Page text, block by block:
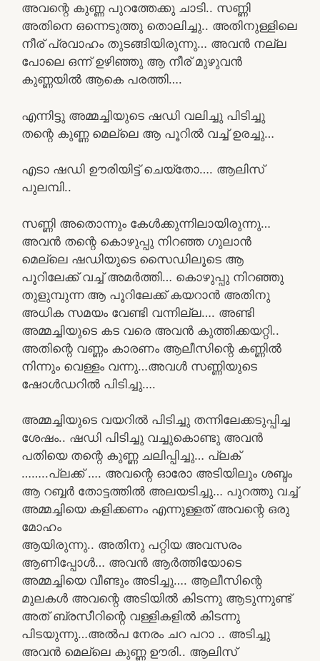
അവന്റെ കുണ്ണ പുറത്തേക്കു ചാടി.. സണ്ണി
അതിനെ ഒന്നെടുത്തു തൊലിച്ചു.. അതിനുള്ളിലെ
നീര് പ്രവാഹം തുടങ്ങിയിരുന്നു… അവൻ നല്ല
പോലെ ഒന്ന് ഉഴിഞ്ഞു ആ നീര് മുഴുവൻ
കുണ്ണയിൽ ആകെ പരത്തി….
എന്നിട്ടു അമ്മച്ചിയുടെ ഷഡി വലിച്ചു പിടിച്ചു
തന്റെ കുണ്ണ മെല്ലെ ആ പൂറിൽ വച്ച് ഉരച്ചു…
എടാ ഷഡി ഊരിയിട്ട് ചെയ്തോ…. ആലിസ്
പുലമ്പി..
സണ്ണി അതൊന്നും കേൾക്കുന്നിലായിരുന്നു…
അവൻ തന്റെ കൊഴുപ്പു നിറഞ്ഞ ഗുലാൻ
മെല്ലെ ഷഡിയുടെ സൈഡിലൂടെ ആ
പൂറിലേക്ക് വച്ച് അമർത്തി… കൊഴുപ്പു നിറഞ്ഞു
തുളുമ്പുന്ന ആ പൂറിലേക്ക് കയറാൻ അതിനു
അധിക സമയം വേണ്ടി വന്നില്ല…. അണ്ടി
അമ്മച്ചിയുടെ കട വരെ അവൻ കുത്തിക്കയറ്റി..
അതിന്റെ വണ്ണം കാരണം ആലീസിന്റെ കണ്ണിൽ
നിന്നും വെള്ളം വന്നു…അവൾ സണ്ണിയുടെ
ഷോൾഡറിൽ പിടിച്ചു….
അമ്മച്ചിയുടെ വയറിൽ പിടിച്ചു തന്നിലേക്കടുപ്പിച്ച
ശേഷം.. ഷഡി പിടിച്ചു വച്ചുകൊണ്ടു അവൻ
പതിയെ തന്റെ കുണ്ണ ചലിപ്പിച്ചു… പ്ലക്
……..പ്ലക്ക് …. അവന്റെ ഓരോ അടിയിലും ശബ്ദം
ആ റബ്ബർ തോട്ടത്തിൽ അലയടിച്ചു… പുറത്തു വച്ച്
അമ്മച്ചിയെ കളിക്കണം എന്നുള്ളത് അവന്റെ ഒരു
മോഹം
ആയിരുന്നു.. അതിനു പറ്റിയ അവസരം
ആണിപ്പോൾ… അവൻ ആർത്തിയോടെ
അമ്മച്ചിയെ വീണ്ടും അടിച്ചു…. ആലീസിന്റെ
മുലകൾ അവന്റെ അടിയിൽ കിടന്നു ആടുന്നുണ്ട്
അത് ബ്രസീറിന്റെ വള്ളികളിൽ കിടന്നു
പിടയുന്നു…അൽപ നേരം ചറ പറാ .. അടിച്ചു
അവൻ മെല്ലെ കുണ്ണ ഊരി.. ആലിസ്